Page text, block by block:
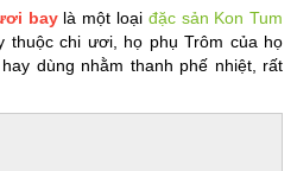
bay là một loại đặc sản Kon Tum
thuộc chi ươi, họ phụ Trôm của họ
dùng nhằm thanh phế nhiệt, rất